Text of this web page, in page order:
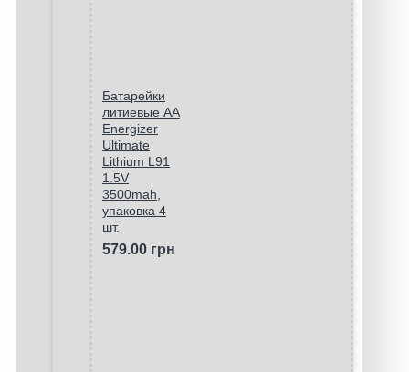
Батарейки
литиевые АА
Energizer
Ultimate
Lithium L91
1.5V
3500mah,
упаковка 4
шт.
579.00 грн